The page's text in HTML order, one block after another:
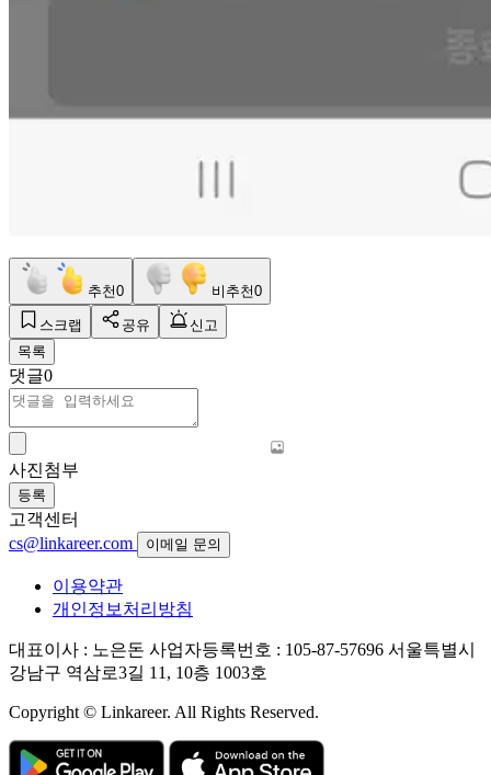
추천0 비추천0
스크랩 공유
신고
목록
댓글0
사진첨부
등록
고객센터
cs@linkareer.com
이메일 문의
이용약관
개인정보처리방침
대표이사 : 노은돈 사업자등록번호 : 105-87-57696 서울특별시
강남구 역삼로3길 11, 10층 1003호
Copyright © Linkareer. All Rights Reserved.